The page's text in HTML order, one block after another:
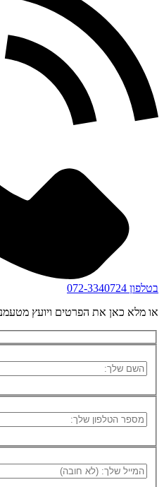
בטלפון 072-3340724
או מלא כאן את הפרטים ויועץ